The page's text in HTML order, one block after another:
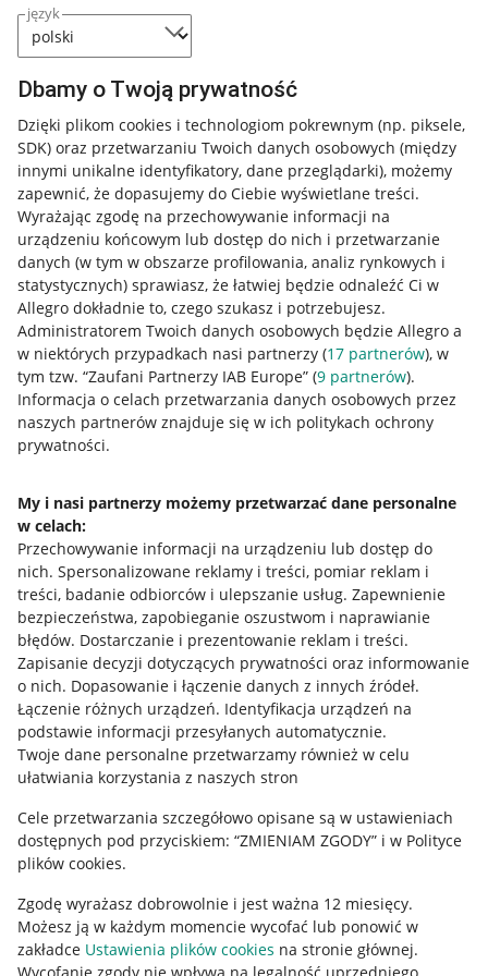
język
Dbamy o Twoją prywatność
Dzięki plikom cookies i technologiom pokrewnym (np. piksele,
SDK) oraz przetwarzaniu Twoich danych osobowych (między
innymi unikalne identyfikatory, dane przeglądarki), możemy
zapewnić, że dopasujemy do Ciebie wyświetlane treści.
Wyrażając zgodę na przechowywanie informacji na
urządzeniu końcowym lub dostęp do nich i przetwarzanie
danych (w tym w obszarze profilowania, analiz rynkowych i
statystycznych) sprawiasz, że łatwiej będzie odnaleźć Ci w
Allegro dokładnie to, czego szukasz i potrzebujesz.
Administratorem Twoich danych osobowych będzie Allegro a
w niektórych przypadkach nasi partnerzy (17 partnerów), w
tym tzw. “Zaufani Partnerzy IAB Europe” (9 partnerów).
Informacja o celach przetwarzania danych osobowych przez
naszych partnerów znajduje się w ich politykach ochrony
prywatności.
My i nasi partnerzy możemy przetwarzać dane personalne
w celach:
Przechowywanie informacji na urządzeniu lub dostęp do
nich. Spersonalizowane reklamy i treści, pomiar reklam i
treści, badanie odbiorców i ulepszanie usług. Zapewnienie
bezpieczeństwa, zapobieganie oszustwom i naprawianie
błędów. Dostarczanie i prezentowanie reklam i treści.
Zapisanie decyzji dotyczących prywatności oraz informowanie
o nich. Dopasowanie i łączenie danych z innych źródeł.
Łączenie różnych urządzeń. Identyfikacja urządzeń na
podstawie informacji przesyłanych automatycznie.
Twoje dane personalne przetwarzamy również w celu
ułatwiania korzystania z naszych stron
Cele przetwarzania szczegółowo opisane są w ustawieniach
dostępnych pod przyciskiem: “ZMIENIAM ZGODY” i w Polityce
plików cookies.
Zgodę wyrażasz dobrowolnie i jest ważna 12 miesięcy.
Możesz ją w każdym momencie wycofać lub ponowić w
zakładce Ustawienia plików cookies na stronie głównej.
Przydatne informacje
Jak to działa
Allegro Gadane dla sprzedających
Allegro Gadane dla kupujących
Mapa miejscowości
Informacje prawne
Regulamin
Polityka plików "cookies"
Ustawienia plików "cookies"
Udostępnianie lokalizacji
Informacje dla Aktu o Usługach Cyfrowych
Pobierz aplikację